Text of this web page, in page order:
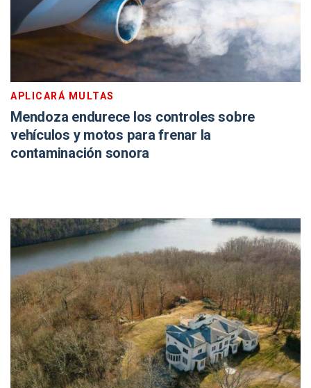
APLICARÁ MULTAS
Mendoza endurece los controles sobre
vehículos y motos para frenar la
contaminación sonora